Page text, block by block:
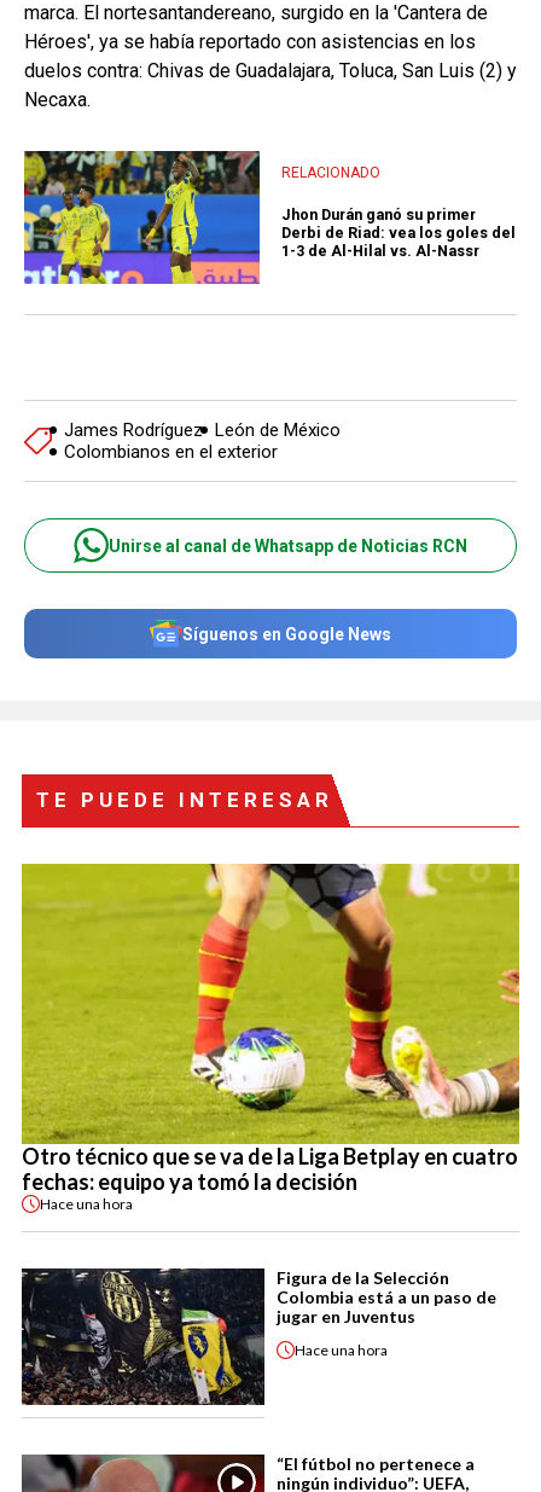
marca. El nortesantandereano, surgido en la 'Cantera de
Héroes', ya se había reportado con asistencias en los
duelos contra: Chivas de Guadalajara, Toluca, San Luis (2) y
Necaxa.
RELACIONADO
Jhon Durán ganó su primer
Derbi de Riad: vea los goles del
1-3 de Al-Hilal vs. Al-Nassr
James Rodríguez León de México
Colombianos en el exterior
Unirse al canal de Whatsapp de Noticias RCN
Síguenos en Google News
TE PUEDE INTERESAR
Otro técnico que se va de la Liga Betplay en cuatro
fechas: equipo ya tomó la decisión
Haceuna hora
Figura de la Selección
Colombia está a un paso de
jugar en Juventus
Haceuna hora
“El fútbol no pertenece a
ningún individuo”: UEFA,